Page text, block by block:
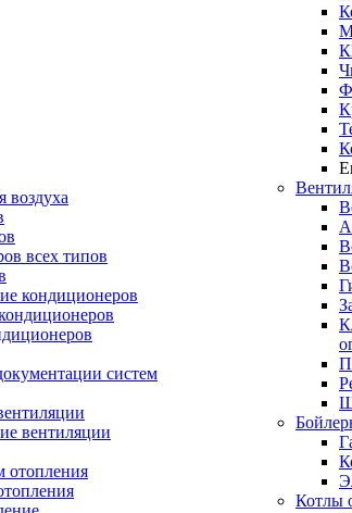
воздуха
всех типов
кондиционеров
систем
вентиляции
отопления
Котлы